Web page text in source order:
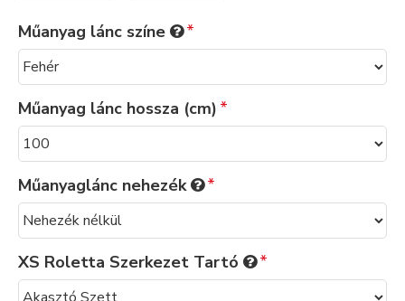
Műanyag lánc színe
Műanyag lánc hossza (cm)
Műanyaglánc nehezék
XS Roletta Szerkezet Tartó